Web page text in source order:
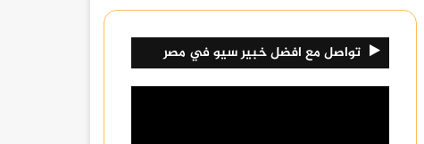
تواصل مع افضل خبير سيو في مصر